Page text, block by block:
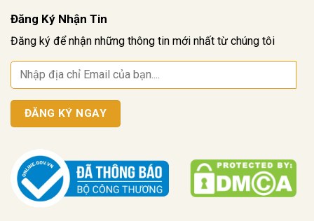
Đăng Ký Nhận Tin
Đăng ký để nhận những thông tin mới nhất từ chúng tôi